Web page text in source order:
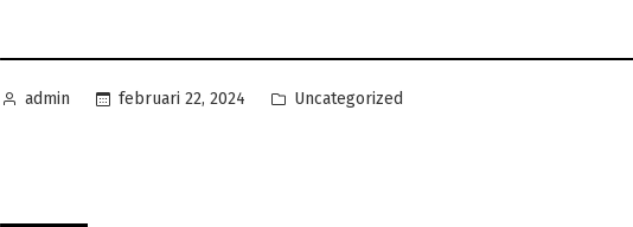
Geplaatst
admin februari 22, 2024
Geplaatst
Uncategorized